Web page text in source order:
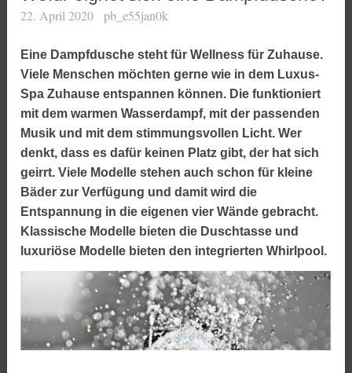
22. April 2020 pb_e55jan0k
Eine Dampfdusche steht für Wellness für Zuhause.
Viele Menschen möchten gerne wie in dem Luxus-
Spa Zuhause entspannen können. Die funktioniert
mit dem warmen Wasserdampf, mit der passenden
Musik und mit dem stimmungsvollen Licht. Wer
denkt, dass es dafür keinen Platz gibt, der hat sich
geirrt. Viele Modelle stehen auch schon für kleine
Bäder zur Verfügung und damit wird die
Entspannung in die eigenen vier Wände gebracht.
Klassische Modelle bieten die Duschtasse und
luxuriöse Modelle bieten den integrierten Whirlpool.